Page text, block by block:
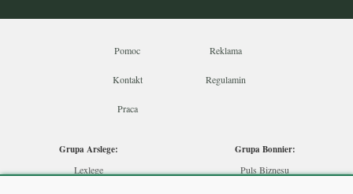
Pomoc Reklama
Kontakt Regulamin
Praca
Grupa Arslege:
Lexlege
Grupa Bonnier:
Puls Biznesu